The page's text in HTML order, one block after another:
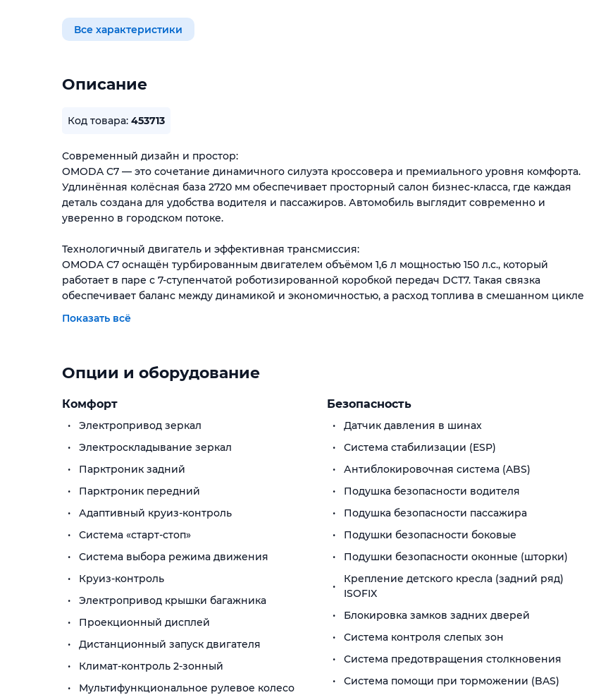
Все характеристики
Описание
Код товара: 453713
Современный дизайн и простор:
OMODA C7 — это сочетание динамичного силуэта кроссовера и премиального уровня комфорта.
Удлинённая колёсная база 2720 мм обеспечивает просторный салон бизнес-класса, где каждая
деталь создана для удобства водителя и пассажиров. Автомобиль выглядит современно и
уверенно в городском потоке.
Технологичный двигатель и эффективная трансмиссия:
OMODA C7 оснащён турбированным двигателем объёмом 1,6 л мощностью 150 л.с., который
работает в паре с 7-ступенчатой роботизированной коробкой передач DCT7. Такая связка
обеспечивает баланс между динамикой и экономичностью, а расход топлива в смешанном цикле
составляет всего около 7,5 л на 100 км
пассивной безопасности. Круговой обзор на 540°, HUD-проекция и цифровая панель позволяют
Панорамный обзор и комфорт:
Большая панорамная крыша с люком делает поездки светлее и дарит ощущение свободы.
Вместительный багажник объёмом до 1500 литров при сложенных сиденьях делает OMODA C7
отличным выбором не только для города, но и для путешествий всей семьёй.
Показать всё
Опции и оборудование
Комфорт
Электропривод зеркал
Электроскладывание зеркал
Парктроник задний
Парктроник передний
Адаптивный круиз-контроль
Система «старт-стоп»
Система выбора режима движения
Круиз-контроль
Электропривод крышки багажника
Проекционный дисплей
Дистанционный запуск двигателя
Климат-контроль 2-зонный
Мультифункциональное рулевое колесо
Безопасность
Датчик давления в шинах
Система стабилизации (ESP)
Антиблокировочная система (ABS)
Подушка безопасности водителя
Подушка безопасности пассажира
Подушки безопасности боковые
Подушки безопасности оконные (шторки)
Крепление детского кресла (задний ряд)
ISOFIX
Блокировка замков задних дверей
Система контроля слепых зон
Система предотвращения столкновения
Система помощи при торможении (BAS)